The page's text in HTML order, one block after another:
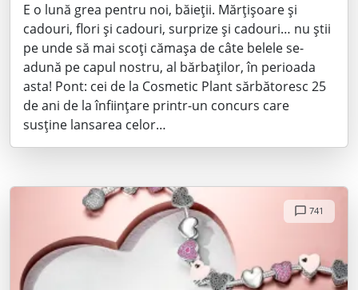
E o lună grea pentru noi, băieții. Mărțișoare și
cadouri, flori și cadouri, surprize și cadouri… nu știi
pe unde să mai scoți cămașa de câte belele se-
adună pe capul nostru, al bărbaților, în perioada
asta! Pont: cei de la Cosmetic Plant sărbătoresc 25
de ani de la înființare printr-un concurs care
susține lansarea celor…
741